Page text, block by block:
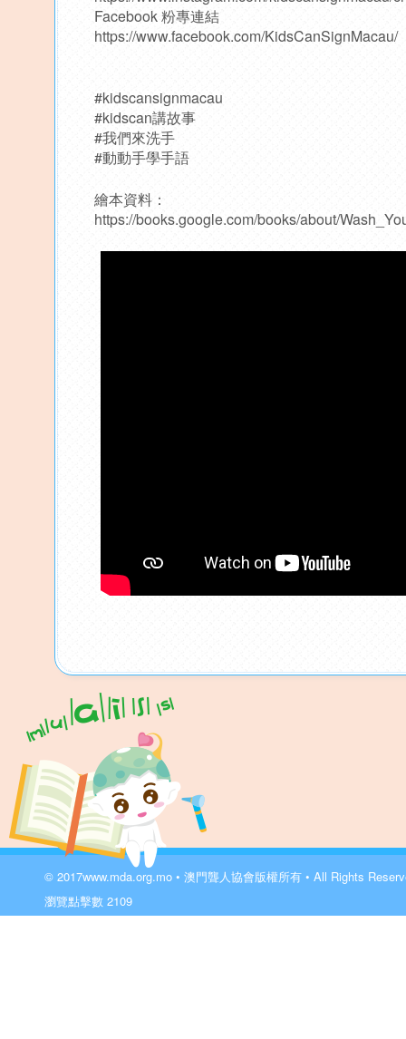
Facebook 粉專連結
https://www.facebook.com/KidsCanSignMacau/
#kidscansignmacau
#kidscan講故事
#我們來洗手
#動動手學手語
繪本資料：
https://books.google.com/books/about/
© 2017www.mda.org.mo • 澳門聾人協會版權所有 • All Rights
瀏覽點擊數 2109